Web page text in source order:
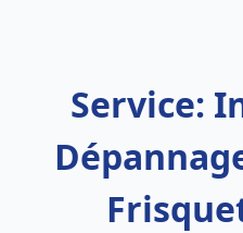
Service: